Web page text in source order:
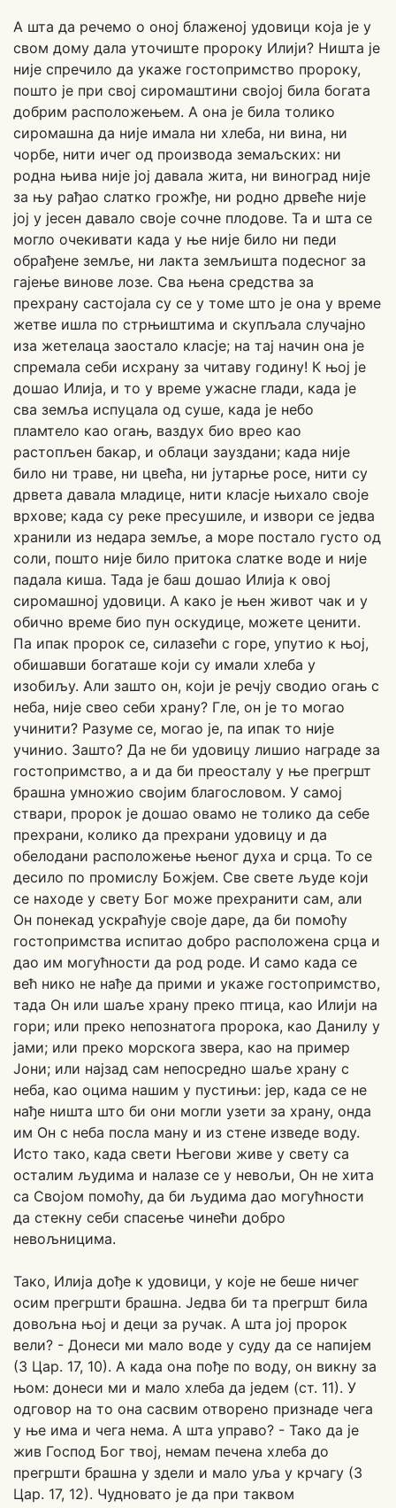
А шта да речемо о оној блаженој удовици која је у
свом дому дала уточиште пророку Илији? Ништа је
није спречило да укаже гостопримство пророку,
пошто је при свој сиромаштини својој била богата
добрим расположењем. А она је била толико
сиромашна да није имала ни хлеба, ни вина, ни
чорбе, нити ичег од производа земаљских: ни
родна њива није јој давала жита, ни виноград није
за њу рађао слатко грожђе, ни родно дрвеће није
јој у јесен давало своје сочне плодове. Та и шта се
могло очекивати када у ње није било ни педи
обрађене земље, ни лакта земљишта подесног за
гајење винове лозе. Сва њена средства за
прехрану састојала су се у томе што је она у време
жетве ишла по стрњиштима и скупљала случајно
иза жетелаца заостало класје; на тај начин она је
спремала себи исхрану за читаву годину! К њој је
дошао Илија, и то у време ужасне глади, када је
сва земља испуцала од суше, када је небо
пламтело као огањ, ваздух био врео као
растопљен бакар, и облаци зауздани; када није
било ни траве, ни цвећа, ни јутарње росе, нити су
дрвета давала младице, нити класје њихало своје
врхове; када су реке пресушиле, и извори се једва
хранили из недара земље, а море постало густо од
соли, пошто није било притока слатке воде и није
падала киша. Тада је баш дошао Илија к овој
сиромашној удовици. А како је њен живот чак и у
обично време био пун оскудице, можете ценити.
Па ипак пророк се, силазећи с горе, упутио к њој,
обишавши богаташе који су имали хлеба у
изобиљу. Али зашто он, који је речју сводио огањ с
неба, није свео себи храну? Гле, он је то могао
учинити? Разуме се, могао је, па ипак то није
учинио. Зашто? Да не би удовицу лишио награде за
гостопримство, а и да би преосталу у ње прегршт
брашна умножио својим благословом. У самој
ствари, пророк је дошао овамо не толико да себе
прехрани, колико да прехрани удовицу и да
обелодани расположење њеног духа и срца. То се
десило по промислу Божјем. Све свете људе који
се находе у свету Бог може прехранити сам, али
Он понекад ускраћује своје даре, да би помоћу
гостопримства испитао добро расположена срца и
дао им могућности да род роде. И само када се
већ нико не нађе да прими и укаже гостопримство,
тада Он или шаље храну преко птица, као Илији на
гори; или преко непознатога пророка, као Данилу у
јами; или преко морскога звера, као на пример
Јони; или најзад сам непосредно шаље храну с
неба, као оцима нашим у пустињи: јер, када се не
нађе ништа што би они могли узети за храну, онда
им Он с неба посла ману и из стене изведе воду.
Исто тако, када свети Његови живе у свету са
осталим људима и налазе се у невољи, Он не хита
са Својом помоћу, да би људима дао могућности
да стекну себи спасење чинећи добро
невољницима.
Тако, Илија дође к удовици, у које не беше ничег
осим прегршти брашна. Једва би та прегршт била
довољна њој и деци за ручак. А шта јој пророк
вели? - Донеси ми мало воде у суду да се напијем
(3 Цар. 17, 10). А када она пође по воду, он викну за
њом: донеси ми и мало хлеба да једем (ст. 11). У
одговор на то она сасвим отворено признаде чега
у ње има и чега нема. А шта управо? - Тако да је
жив Господ Бог твој, немам печена хлеба до
прегршти брашна у здели и мало уља у крчагу (3
Цар. 17, 12). Чудновато је да при таквом